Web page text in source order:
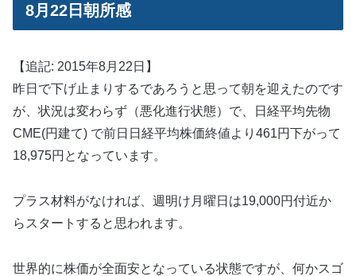
8月22日朝所感
【追記: 2015年8月22日】
昨日で下げ止まりするであろうと思って朝を迎えたのです
が、状況は変わらず（悪化進行状態）で、日経平均先物
CME(円建て) で前日日経平均株価終値より461円下がって
18,975円となっています。
プラス材料がなければ、週明け月曜日は19,000円付近か
らスタートすると思われます。
世界的に株価が全面安となっている状態ですが、何かスゴ